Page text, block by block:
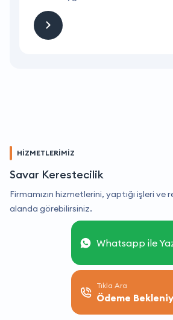
HİZMETLERİMİZ
Savar Kerestecilik
Firmamızın hizmetlerini, yaptığı işleri ve
alanda görebilirsiniz.
Whatsapp ile
Tıkla Ara
Ödeme